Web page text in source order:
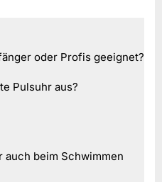
oder Profis geeignet?
Pulsuhr aus?
auch beim Schwimmen